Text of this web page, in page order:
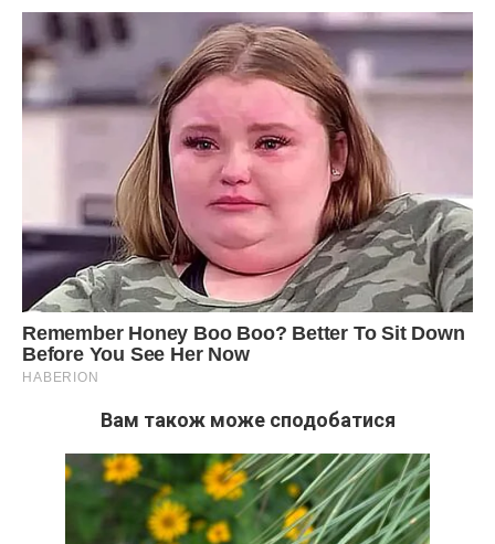
Вам також може сподобатися